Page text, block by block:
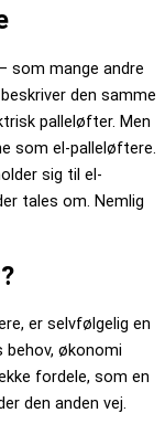
som mange andre
den samme
palleløfter. Men
som el-palleløftere.
sig til el-
tales om. Nemlig
er selvfølgelig en
økonomi
fordele, som en
den anden vej.